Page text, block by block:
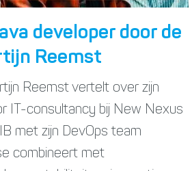
developer door de
Reemst
Reemst vertelt over zijn
IT-consultancy bij New Nexus
met zijn DevOps team
combineert met